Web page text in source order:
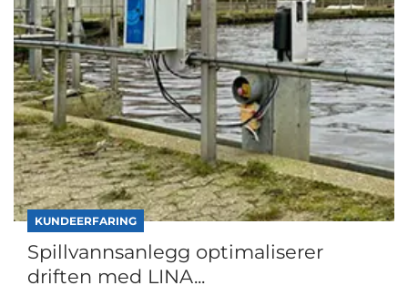
KUNDEERFARING
Spillvannsanlegg optimaliserer
driften med LINA...